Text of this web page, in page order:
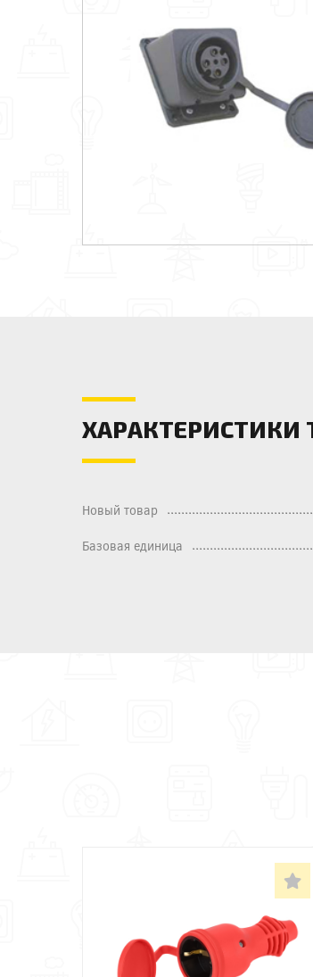
ХАРАКТЕРИСТИКИ
Новый товар
Базовая единица